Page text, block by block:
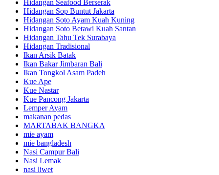
Hidangan Seafood Berserak
Hidangan Sop Buntut Jakarta
Hidangan Soto Ayam Kuah Kuning
Hidangan Soto Betawi Kuah Santan
Hidangan Tahu Tek Surabaya
Hidangan Tradisional
Ikan Arsik Batak
Ikan Bakar Jimbaran Bali
Ikan Tongkol Asam Padeh
Kue Ape
Kue Nastar
Kue Pancong Jakarta
Lemper Ayam
makanan pedas
MARTABAK BANGKA
mie ayam
mie bangladesh
Nasi Campur Bali
Nasi Lemak
nasi liwet